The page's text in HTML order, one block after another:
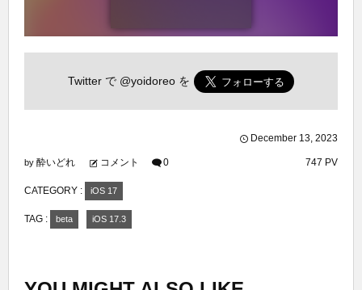
Twitter で @yoidoreo を
December 13, 2023
by 酔いどれ コメント 0 747 PV
CATEGORY : iOS 17
TAG : beta iOS 17.3